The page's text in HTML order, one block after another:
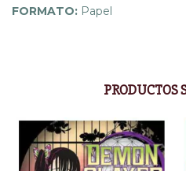
FORMATO: Papel
PRODUCTOS